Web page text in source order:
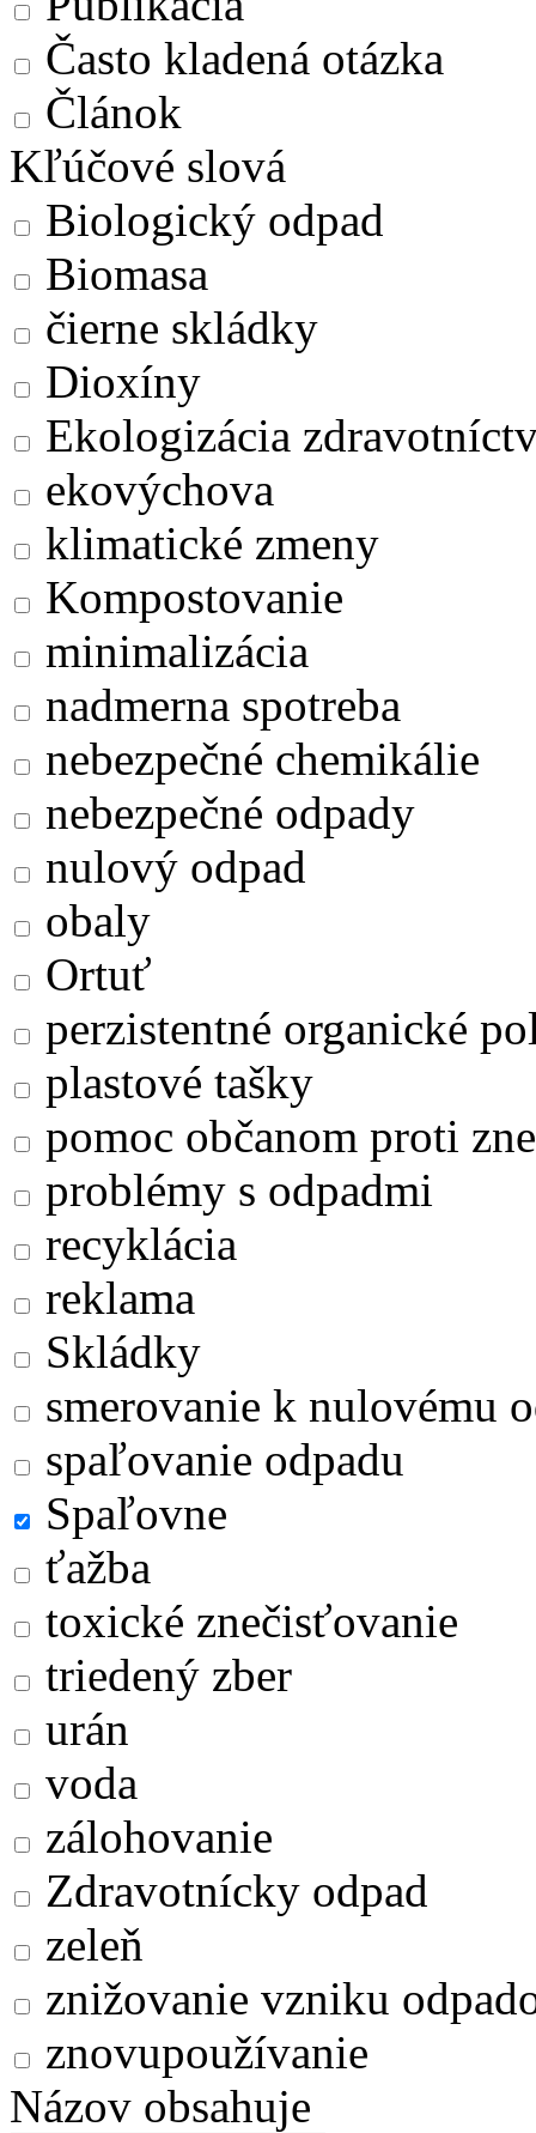
Často kladená otázka
Článok
Kľúčové slová
Biologický odpad
Biomasa
čierne skládky
Dioxíny
Ekologizácia
ekovýchova
klimatické zmeny
Kompostovanie
minimalizácia
nadmerna spotreba
nebezpečné chemikálie
nebezpečné odpady
nulový odpad
obaly
Ortuť
perzistentné organické
plastové tašky
pomoc občanom proti
problémy s odpadmi
recyklácia
reklama
Skládky
smerovanie k nulovému
spaľovanie odpadu
Spaľovne
ťažba
toxické znečisťovanie
triedený zber
urán
voda
zálohovanie
Zdravotnícky odpad
zeleň
znižovanie vzniku
znovupoužívanie
Názov obsahuje